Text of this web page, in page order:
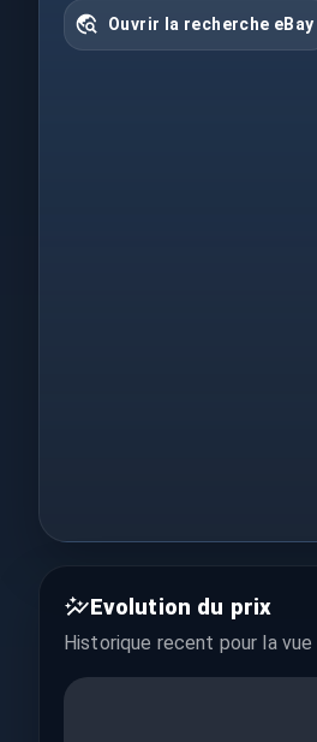
Ouvrir la recherche eBay
Evolution du prix
Historique recent pour la vue